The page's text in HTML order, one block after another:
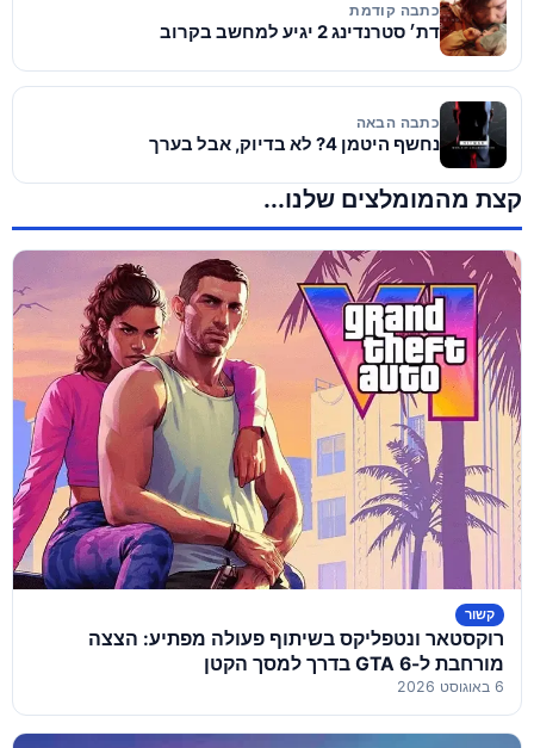
כתבה קודמת
דת׳ סטרנדינג 2 יגיע למחשב בקרוב
כתבה הבאה
נחשף היטמן 4? לא בדיוק, אבל בערך
קצת מהמומלצים שלנו...
קשור
רוקסטאר ונטפליקס בשיתוף פעולה מפתיע: הצצה
מורחבת ל-GTA 6 בדרך למסך הקטן
6 באוגוסט 2026